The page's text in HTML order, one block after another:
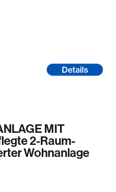
Details
MIT
2-Raum-
Wohnanlage